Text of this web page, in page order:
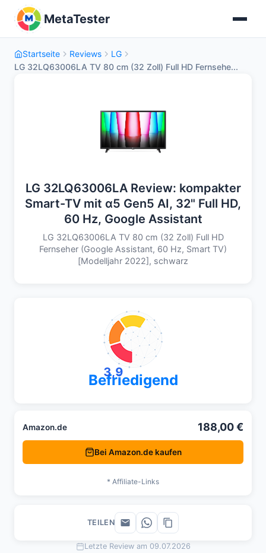
MetaTester
Startseite Reviews
LG
LG 32LQ63006LA TV 80 cm (32 Zoll) Full HD Fernsehe...
LG 32LQ63006LA Review: kompakter
Smart-TV mit α5 Gen5 AI, 32" Full HD,
60 Hz, Google Assistant
LG 32LQ63006LA TV 80 cm (32 Zoll) Full HD
Fernseher (Google Assistant, 60 Hz, Smart TV)
[Modelljahr 2022], schwarz
Letzte Review am 09.07.2026
3,9
Befriedigend
Amazon.de 188,00 €
Bei Amazon.de kaufen
* Affiliate-Links
TEILEN